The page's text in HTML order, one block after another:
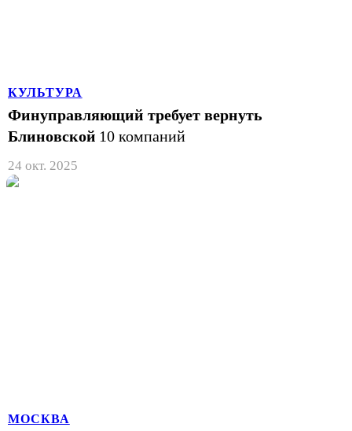
КУЛЬТУРА
Финуправляющий требует вернуть
Блиновской 10 компаний
24 окт. 2025
МОСКВА